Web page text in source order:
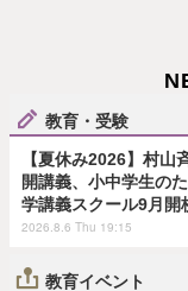
教育・受験
【夏休み2026】村山
開講義、小中学生の
学講義スクール9月開
2026.8.6 Thu 19:15
教育イベント